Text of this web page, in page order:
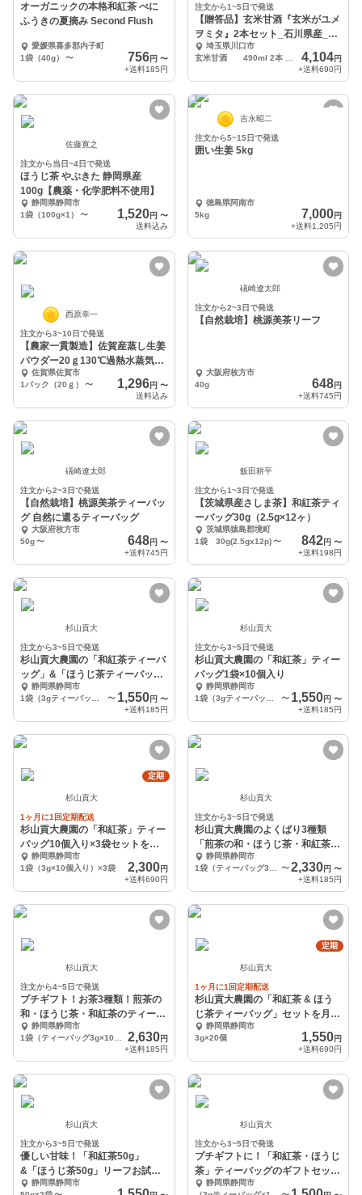
オーガニックの本格和紅茶 べに
ふうきの夏摘み Second Flush
愛媛県喜多郡内子町
1袋（40g）
〜 756円 〜
+送料185円
注文から1~5日で発送
【贈答品】玄米甘酒『玄米がユメ
ヲミタ』2本セット_石川県産_ノ
ンアルコール
埼玉県川口市
4,104円
+送料690円
佐藤寛之
注文から当日~4日で発送
ほうじ茶 やぶきた 静岡県産
100g【農薬・化学肥料不使用】
静岡県静岡市
1袋（100g×1）
〜 1,520円 〜
送料込み
吉永昭二
注文から5~15日で発送
囲い生姜 5kg
徳島県阿南市
5kg
7,000円
+送料1,205円
西原幸一
注文から3~10日で発送
【農家一貫製造】佐賀産蒸し生姜
パウダー20ｇ130℃過熱水蒸気加
工送料無料
佐賀県佐賀市
1パック（20ｇ）
〜 1,296円 〜
送料込み
礒崎遼太郎
注文から2~3日で発送
【自然栽培】桃源美茶リーフ
大阪府枚方市
40g
648円
+送料745円
礒崎遼太郎
注文から2~3日で発送
【自然栽培】桃源美茶ティーバッ
グ 自然に還るティーバッグ
大阪府枚方市
50g〜 648円 〜
+送料745円
飯田耕平
注文から1~3日で発送
【茨城県産さしま茶】和紅茶ティ
ーバッグ30g（2.5g×12ヶ）
茨城県猿島郡境町
1袋 30g(2.5gx12p) 〜 842円 〜
+送料198円
杉山貢大
注文から3~5日で発送
杉山貢大農園の「和紅茶ティーバ
ッグ」&「ほうじ茶ティーバッ
グ」セット！
静岡県静岡市
〜 1,550円 〜
+送料185円
杉山貢大
注文から3~5日で発送
杉山貢大農園の「和紅茶」ティー
バッグ1袋×10個入り
静岡県静岡市
〜 1,550円 〜
+送料185円
定期
杉山貢大
1ヶ月に1回定期配送
杉山貢大農園の「和紅茶」ティー
バッグ10個入り×3袋セットを月1
回定期発送します
静岡県静岡市
1袋（3g×10個入り）×3袋
2,300円
+送料690円
杉山貢大
注文から3~5日で発送
杉山貢大農園のよくばり3種類
「煎茶の和・ほうじ茶・和紅茶」
のティーバッグセット！
静岡県静岡市
〜2,330円 〜
+送料185円
杉山貢大
注文から4~5日で発送
プチギフト！お茶3種類！煎茶の
和・ほうじ茶・和紅茶のティーバ
ッグのギフトセット
静岡県静岡市
2,630円
+送料185円
定期
杉山貢大
1ヶ月に1回定期配送
杉山貢大農園の「和紅茶 & ほう
じ茶ティーバッグ」セットを月1
回定期発送します☆
静岡県静岡市
3g×20個
1,550円
+送料690円
杉山貢大
注文から3~5日で発送
優しい甘味！「和紅茶50g」
&「ほうじ茶50g」リーフお試し
セット！
静岡県静岡市
杉山貢大
注文から3~5日で発送
プチギフトに！「和紅茶・ほうじ
茶」ティーバッグのギフトセッ
ト！静岡県静岡市